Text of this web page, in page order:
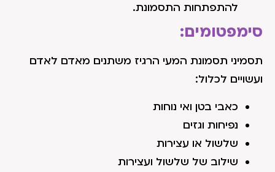
להתפתחות התסמונת.
סימפטומים:
תסמיני תסמונת המעי הרגיז משתנים מאדם לאדם
ועשויים לכלול:
כאבי בטן ואי נוחות
נפיחות וגזים
שלשול או עצירות
שילוב של שלשול ועצירות